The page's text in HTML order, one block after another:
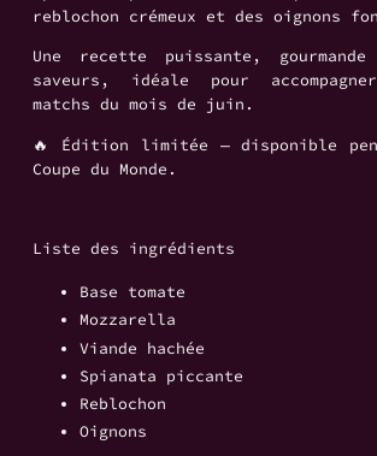
reblochon crémeux et des oignons
Une recette puissante,
saveurs, idéale pour
matchs du mois de juin.
🔥 Édition limitée — disponible
Coupe du Monde.
Liste des ingrédients
Base tomate
Mozzarella
Viande hachée
Spianata piccante
Reblochon
Oignons